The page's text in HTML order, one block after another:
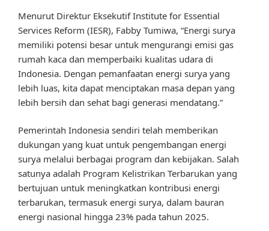
Menurut Direktur Eksekutif Institute for Essential
Services Reform (IESR), Fabby Tumiwa, “Energi surya
memiliki potensi besar untuk mengurangi emisi gas
rumah kaca dan memperbaiki kualitas udara di
Indonesia. Dengan pemanfaatan energi surya yang
lebih luas, kita dapat menciptakan masa depan yang
lebih bersih dan sehat bagi generasi mendatang.”
Pemerintah Indonesia sendiri telah memberikan
dukungan yang kuat untuk pengembangan energi
surya melalui berbagai program dan kebijakan. Salah
satunya adalah Program Kelistrikan Terbarukan yang
bertujuan untuk meningkatkan kontribusi energi
terbarukan, termasuk energi surya, dalam bauran
energi nasional hingga 23% pada tahun 2025.